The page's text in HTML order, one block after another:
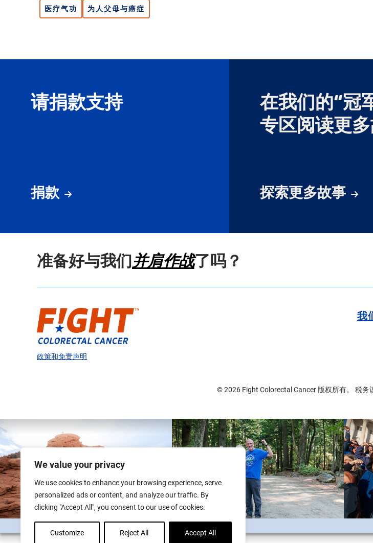
We value your privacy
We use cookies to enhance your browsing experience, serve
personalized ads or content, and analyze our traffic. By
clicking "Accept All", you consent to our use of cookies.
Customize Reject All Accept All
医疗气功 为人父母与癌症
请捐款支持
捐款
在我们的“冠
专区阅读更
探索更多故事
准备好与我们并肩作战了吗？
我
政策和免责声明
© 2026 Fight Colorectal Cancer 版权所有。 税务